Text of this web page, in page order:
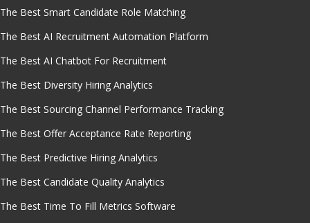
The Best Smart Candidate Role Matching
The Best AI Recruitment Automation Platform
The Best AI Chatbot For Recruitment
The Best Diversity Hiring Analytics
The Best Sourcing Channel Performance Tracking
The Best Offer Acceptance Rate Reporting
The Best Predictive Hiring Analytics
The Best Candidate Quality Analytics
The Best Time To Fill Metrics Software